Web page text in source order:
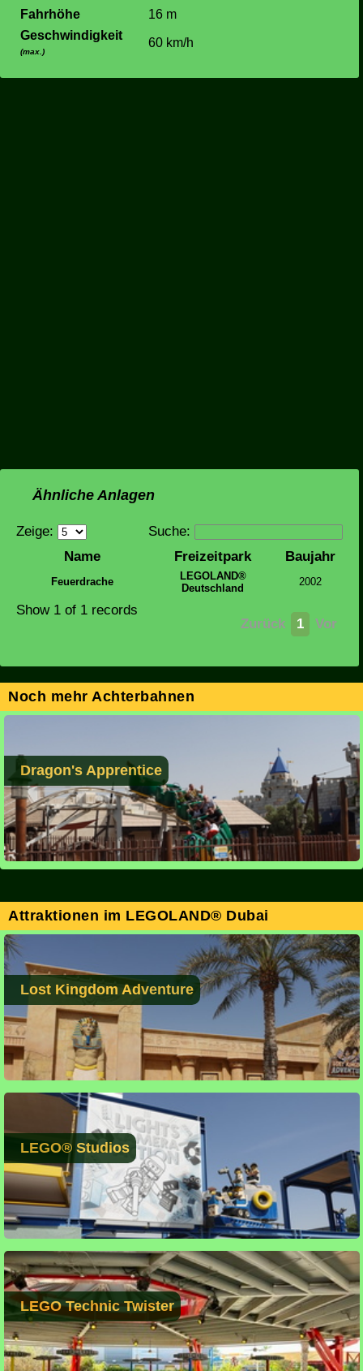
Fahrhöhe
16 m
Geschwindigkeit
(max.)
60 km/h
Ähnliche Anlagen
Suche:
Zeige:
Name
Freizeitpark Baujahr
Feuerdrache
LEGOLAND®
Deutschland
2002
Zurück 1 Vor
Show 1 of 1 records
Noch mehr Achterbahnen
Dragon's Apprentice
Attraktionen im LEGOLAND® Dubai
Lost Kingdom Adventure
LEGO® Studios
LEGO Technic Twister